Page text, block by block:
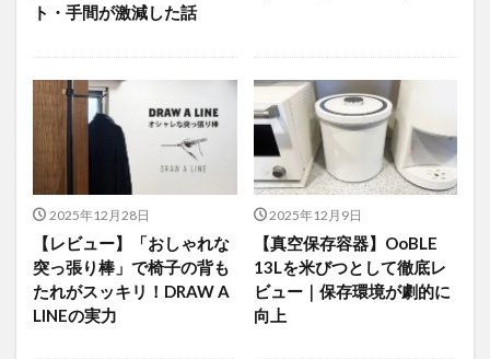
ト・手間が激減した話
2025年12月28日
【レビュー】「おしゃれな
突っ張り棒」で椅子の背も
たれがスッキリ！DRAW A
LINEの実力
2025年12月9日
【真空保存容器】OoBLE
13Lを米びつとして徹底レ
ビュー｜保存環境が劇的に
向上